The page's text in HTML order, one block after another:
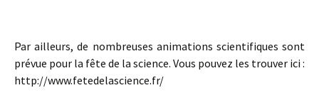
Par ailleurs, de nombreuses animations scientifiques sont
prévue pour la fête de la science. Vous pouvez les trouver ici :
http://www.fetedelascience.fr/